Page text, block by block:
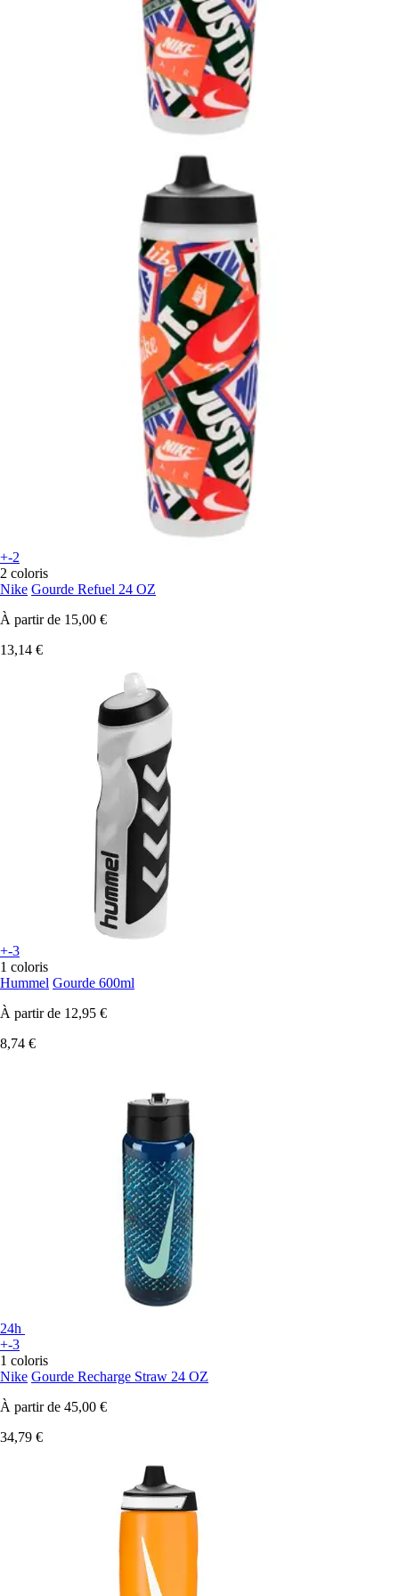
+-2
2 coloris
Nike Gourde Refuel 24 OZ
À partir de 15,00 €
13,14 €
+-3
1 coloris
Hummel Gourde 600ml
À partir de 12,95 €
8,74 €
24h
+-3
1 coloris
Nike Gourde Recharge Straw 24 OZ
À partir de 45,00 €
34,79 €